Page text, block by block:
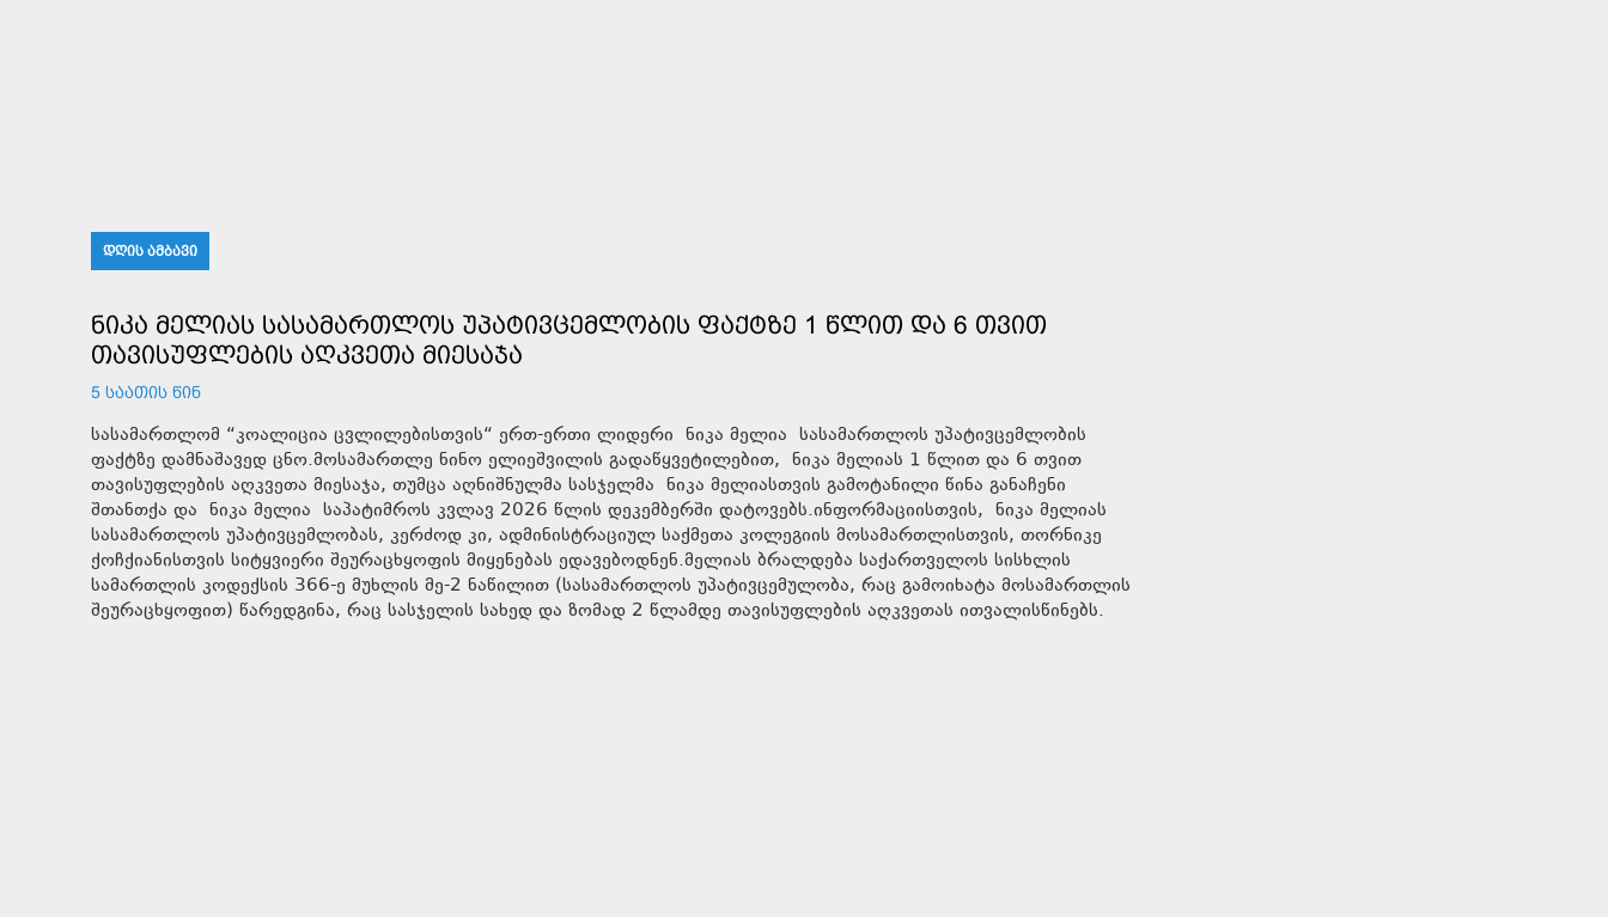
ᲓᲦᲘᲡ ᲐᲛᲑᲐᲕᲘ
ᲜᲘᲙᲐ ᲛᲔᲚᲘᲐᲡ ᲡᲐᲡᲐᲛᲐᲠᲗᲚᲝᲡ ᲣᲞᲐᲢᲘᲕᲪᲔᲛᲚᲝᲑᲘᲡ ᲤᲐᲥᲢᲖᲔ 1 ᲬᲚᲘᲗ ᲓᲐ 6 ᲗᲕᲘᲗ
ᲗᲐᲕᲘᲡᲣᲤᲚᲔᲑᲘᲡ ᲐᲦᲙᲕᲔᲗᲐ ᲛᲘᲔᲡᲐᲯᲐ
5 ᲡᲐᲐᲗᲘᲡ ᲬᲘᲜ
სასამართლომ “კოალიცია ცვლილებისთვის“ ერთ-ერთი ლიდერი ნიკა მელია სასამართლოს უპატივცემლობის
ფაქტზე დამნაშავედ ცნო.მოსამართლე ნინო ელიეშვილის გადაწყვეტილებით, ნიკა მელიას 1 წლით და 6 თვით
თავისუფლების აღკვეთა მიესაჯა, თუმცა აღნიშნულმა სასჯელმა ნიკა მელიასთვის გამოტანილი წინა განაჩენი
შთანთქა და ნიკა მელია საპატიმროს კვლავ 2026 წლის დეკემბერში დატოვებს.ინფორმაციისთვის, ნიკა მელიას
სასამართლოს უპატივცემლობას, კერძოდ კი, ადმინისტრაციულ საქმეთა კოლეგიის მოსამართლისთვის, თორნიკე
ქოჩქიანისთვის სიტყვიერი შეურაცხყოფის მიყენებას ედავებოდნენ.მელიას ბრალდება საქართველოს სისხლის
სამართლის კოდექსის 366-ე მუხლის მე-2 ნაწილით (სასამართლოს უპატივცემულობა, რაც გამოიხატა მოსამართლის
შეურაცხყოფით) წარედგინა, რაც სასჯელის სახედ და ზომად 2 წლამდე თავისუფლების აღკვეთას ითვალისწინებს.